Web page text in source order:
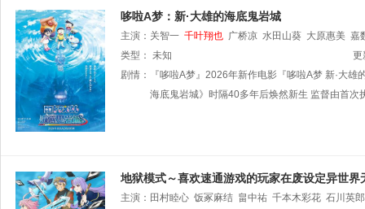
哆啦A梦：新·大雄的海底鬼岩城
主演： 关智一 千叶翔也 广桥凉 水田山葵 大原惠美 嘉
类型： 未知
更
剧情：
『哆啦A梦』2026年新作电影『哆啦A梦 新·大
海底鬼岩城》时隔40多年后焕然新生 监督由首
地狱模式～喜欢速通游戏的玩家在废设定异世界
主演： 田村睦心 饭冢麻结 畠中祐 千本木彩花 石川英郎